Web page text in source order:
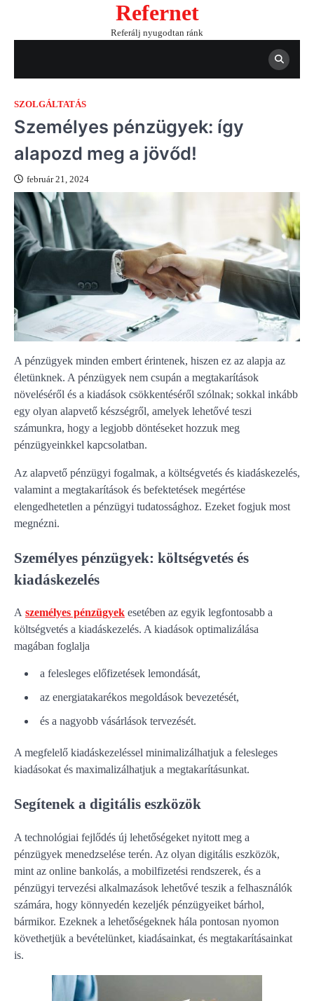
content
Refernet
Referálj nyugodtan ránk
SZOLGÁLTATÁS
Személyes pénzügyek: így
alapozd meg a jövőd!
február 21, 2024
A pénzügyek minden embert érintenek, hiszen ez az alapja az
életünknek. A pénzügyek nem csupán a megtakarítások
növeléséről és a kiadások csökkentéséről szólnak; sokkal inkább
egy olyan alapvető készségről, amelyek lehetővé teszi
számunkra, hogy a legjobb döntéseket hozzuk meg
pénzügyeinkkel kapcsolatban.
Az alapvető pénzügyi fogalmak, a költségvetés és kiadáskezelés,
valamint a megtakarítások és befektetések megértése
elengedhetetlen a pénzügyi tudatossághoz. Ezeket fogjuk most
megnézni.
Személyes pénzügyek: költségvetés és
kiadáskezelés
A személyes pénzügyek esetében az egyik legfontosabb a
költségvetés a kiadáskezelés. A kiadások optimalizálása
magában foglalja
a felesleges előfizetések lemondását,
az energiatakarékos megoldások bevezetését,
és a nagyobb vásárlások tervezését.
A megfelelő kiadáskezeléssel minimalizálhatjuk a felesleges
kiadásokat és maximalizálhatjuk a megtakarításunkat.
Segítenek a digitális eszközök
A technológiai fejlődés új lehetőségeket nyitott meg a
pénzügyek menedzselése terén. Az olyan digitális eszközök,
mint az online bankolás, a mobilfizetési rendszerek, és a
pénzügyi tervezési alkalmazások lehetővé teszik a felhasználók
számára, hogy könnyedén kezeljék pénzügyeiket bárhol,
bármikor. Ezeknek a lehetőségeknek hála pontosan nyomon
követhetjük a bevételünket, kiadásainkat, és megtakarításainkat
is.